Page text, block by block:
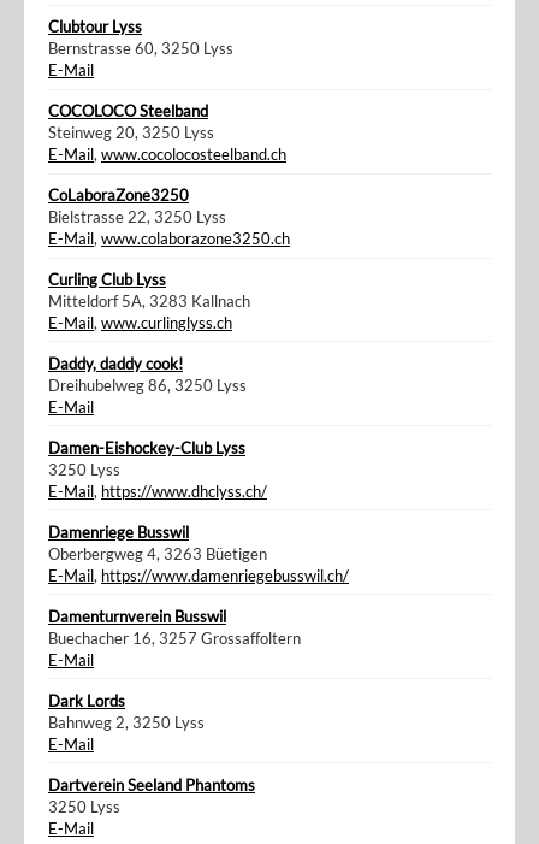
Clubtour Lyss
Bernstrasse 60, 3250 Lyss
E-Mail
COCOLOCO Steelband
Steinweg 20, 3250 Lyss
E-Mail, www.cocolocosteelband.ch
CoLaboraZone3250
Bielstrasse 22, 3250 Lyss
E-Mail, www.colaborazone3250.ch
Curling Club Lyss
Mitteldorf 5A, 3283 Kallnach
E-Mail, www.curlinglyss.ch
Daddy, daddy cook!
Dreihubelweg 86, 3250 Lyss
E-Mail
Damen-Eishockey-Club Lyss
3250 Lyss
E-Mail, https://www.dhclyss.ch/
Damenriege Busswil
Oberbergweg 4, 3263 Büetigen
E-Mail, https://www.damenriegebusswil.ch/
Damenturnverein Busswil
Buechacher 16, 3257 Grossaffoltern
E-Mail
Dark Lords
Bahnweg 2, 3250 Lyss
E-Mail
Dartverein Seeland Phantoms
3250 Lyss
E-Mail